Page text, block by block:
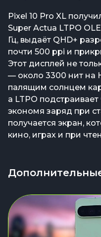
Pixel 10 Pro XL
Super Actua LTPO
Гц, выдаёт QHD+
почти 500 ppi и
Этот дисплей не
— около 3300 нит на
палящим солнцем
а LTPO
экономя заряд при
получается экран,
кино, играх и при